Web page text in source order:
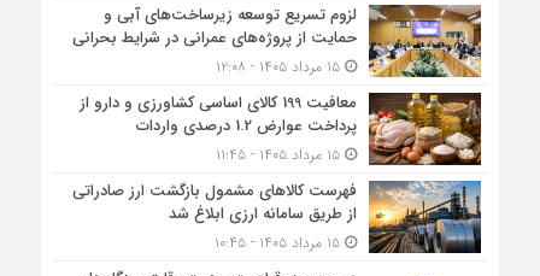
لزوم تسریع توسعه زیرساخت‌های آبی و
حمایت از پروژه‌های عمرانی در شرایط بحرانی
۱۵ مرداد ۱۴۰۵ - ۱۲:۰۸
معافیت 199 کالای اساسی کشاورزی و دارو از
پرداخت عوارض 1.2 درصدی واردات
۱۵ مرداد ۱۴۰۵ - ۱۱:۴۵
فهرست کالاهای مشمول بازگشت ارز صادراتی
از طریق سامانه ارزی ابلاغ شد
۱۵ مرداد ۱۴۰۵ - ۱۰:۴۵